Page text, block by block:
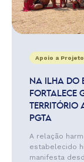
Apoio a
NA ILHA DO
FORTALECE
PGTA
A relação
estabelecido
manifesta